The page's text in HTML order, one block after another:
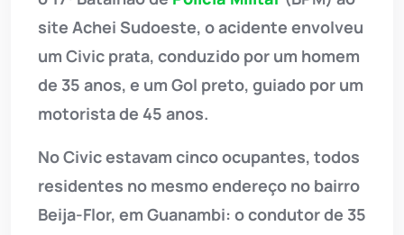
site Achei Sudoeste, o acidente envolveu
um Civic prata, conduzido por um homem
de 35 anos, e um Gol preto, guiado por um
motorista de 45 anos.
No Civic estavam cinco ocupantes, todos
residentes no mesmo endereço no bairro
Beija-Flor, em Guanambi: o condutor de 35